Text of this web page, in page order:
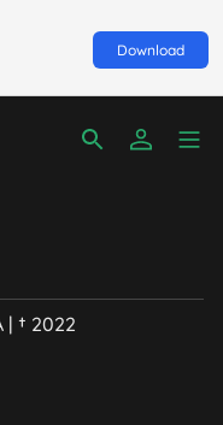
Download
| † 2022